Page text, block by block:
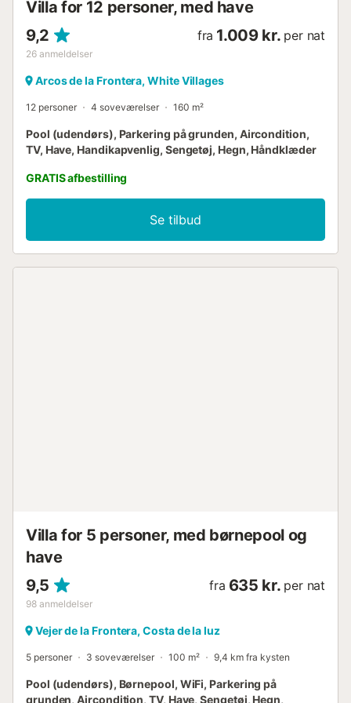
Villa for 12 personer, med have
9,2
26 anmeldelser
fra 1.009 kr. per nat
Arcos de la Frontera, White Villages
12 personer 4 soveværelser 160 m²
Pool (udendørs), Parkering på grunden, Aircondition,
TV, Have, Handikapvenlig, Sengetøj, Hegn, Håndklæder
GRATIS afbestilling
Se tilbud
Villa for 5 personer, med børnepool og
have
9,5
98 anmeldelser
fra 635 kr. per nat
Vejer de la Frontera, Costa de la luz
5 personer 3 soveværelser 100 m² 9,4 km fra kysten
Pool (udendørs), Børnepool, WiFi, Parkering på
grunden, Aircondition, TV, Have, Sengetøj, Hegn,